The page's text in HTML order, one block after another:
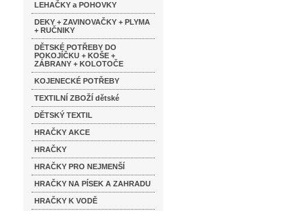
LEHAČKY a POHOVKY
DEKY + ZAVINOVAČKY + PLYMA
+ RUČNIKY
DĚTSKÉ POTŘEBY DO
POKOJÍČKU + KOŠE +
ZÁBRANY + KOLOTOČE
KOJENECKÉ POTŘEBY
TEXTILNÍ ZBOŽÍ dětské
DĚTSKÝ TEXTIL
HRAČKY AKCE
HRAČKY
HRAČKY PRO NEJMENŠÍ
HRAČKY NA PÍSEK A ZAHRADU
HRAČKY K VODĚ